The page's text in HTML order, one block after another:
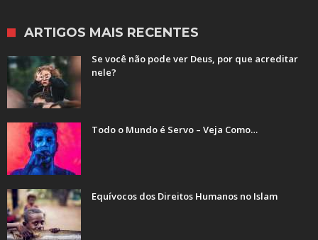
ARTIGOS MAIS RECENTES
Se você não pode ver Deus, por que acreditar
nele?
Todo o Mundo é Servo – Veja Como…
Equívocos dos Direitos Humanos no Islam